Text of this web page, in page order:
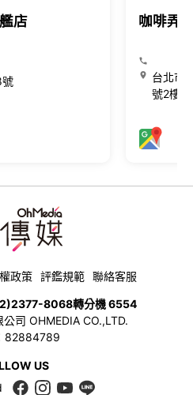
店 咖啡弄
台北市
號2樓
政策 評鑑規範 聯絡客服
8068轉分機 6554
司 OHMEDIA CO.,LTD.
82884789
US